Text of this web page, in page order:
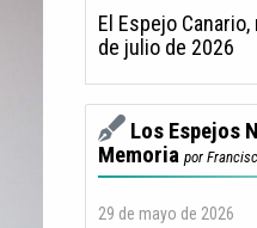
El Espejo
de julio de 2026
Los Espejos
Memoria por
29 de mayo de 2026